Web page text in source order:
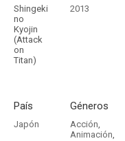
Shingeki
no
Kyojin
(Attack
on
Titan)
2013
País
Japón
Géneros
Acción,
Animación,